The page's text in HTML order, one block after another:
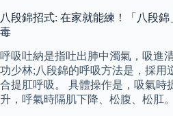
八段錦招式: 在家就能練！「八段
毒
呼吸吐納是指吐出肺中濁氣，吸進
功少林;八段錦的呼吸方法是，採用
合提肛呼吸。 具體操作是，吸氣時
升，呼氣時隔肌下降、松腹、松肛。